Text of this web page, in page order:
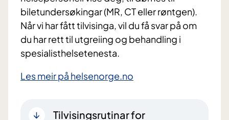
biletundersøkingar (MR, CT eller røntgen).
Når vi har fått tilvisinga, vil du få svar på om
du har rett til utgreiing og behandling i
spesialisthelsetenesta.
Les meir på helsenorge.no
Tilvisingsrutinar for